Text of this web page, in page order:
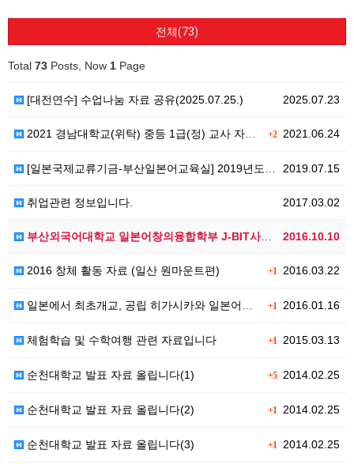
전체(73)
Total 73 Posts, Now 1 Page
2025.07.23
[대전연수] 수업나눔 자료 공유(2025.07.25.)
+22021.06.24
2021 경남대학교(위탁) 중등 1급(정) 교사 자격연…
2019.07.15
[일본국제교류기금-부산일본어교육실] 2019년도 중등일…
2017.03.02
취업관련 정보입니다.
2016.10.10
부산외국어대학교 일본어창의융합학부 J-BIT사업단 일본…
+1 2016.03.22
2016 창체 활동 자료 (일산 원마운트편)
+1 2016.01.16
일본에서 최초개교, 공립 히가시카와 일본어학교
+1 2015.03.13
체험학습 및 수학여행 관련 자료입니다
+52014.02.25
순천대학교 발표 자료 올립니다(1)
+1 2014.02.25
순천대학교 발표 자료 올립니다(2)
+1 2014.02.25
순천대학교 발표 자료 올립니다(3)